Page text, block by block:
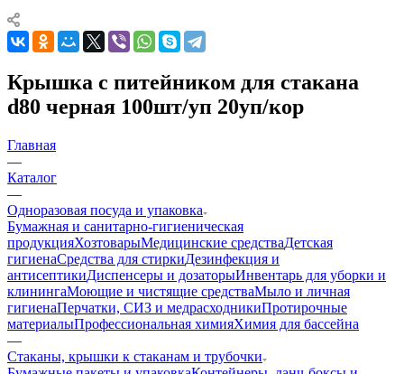
Крышка с питейником для стакана
d80 черная 100шт/уп 20уп/кор
Главная
—
Каталог
—
Одноразовая посуда и упаковка
Бумажная и санитарно-гигиеническая
продукцияХозтоварыМедицинские средстваДетская
гигиенаСредства для стиркиДезинфекция и
антисептикиДиспенсеры и дозаторыИнвентарь для уборки и
клинингаМоющие и чистящие средстваМыло и личная
гигиенаПерчатки, СИЗ и медрасходникиПротирочные
материалыПрофессиональная химияХимия для бассейна
—
Стаканы, крышки к стаканам и трубочки